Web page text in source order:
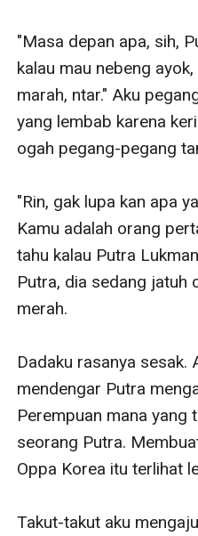
"Masa depan apa, sih,
kalau mau nebeng
marah, ntar." Aku
yang lembab karena
ogah pegang-pegang
"Rin, gak lupa kan apa
Kamu adalah orang
tahu kalau Putra
Putra, dia sedang jatuh
merah.
Dadaku rasanya sesak.
mendengar Putra
Perempuan mana yang
seorang Putra.
Oppa Korea itu terlihat
Takut-takut aku